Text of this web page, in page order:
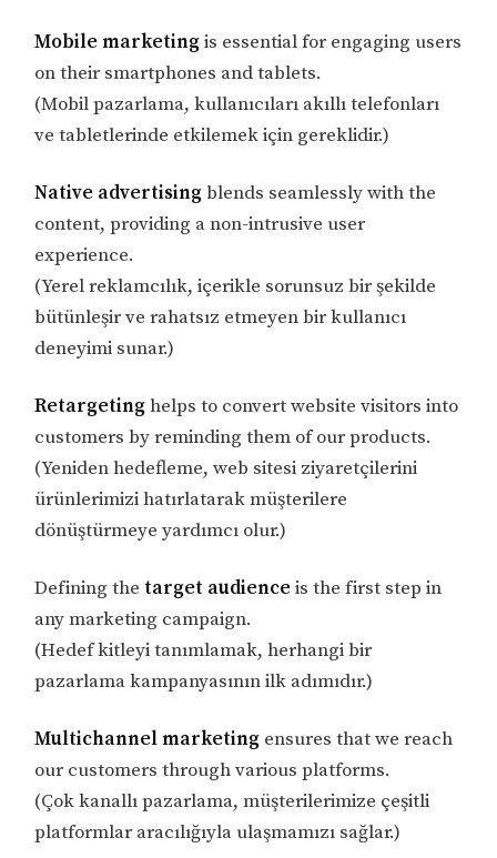
Mobile marketingis essential for engaging users
on their smartphones and tablets.
(Mobil pazarlama, kullanıcıları akıllı telefonları
ve tabletlerinde etkilemek için gereklidir.)
Native advertisingblends seamlessly with the
content, providing a non-intrusive user
experience.
(Yerel reklamcılık, içerikle sorunsuz bir şekilde
bütünleşir ve rahatsız etmeyen bir kullanıcı
deneyimi sunar.)
Retargetinghelps to convert website visitors into
customers by reminding them of our products.
(Yeniden hedefleme, web sitesi ziyaretçilerini
ürünlerimizi hatırlatarak müşterilere
dönüştürmeye yardımcı olur.)
Defining the target audienceis the first step in
any marketing campaign.
(Hedef kitleyi tanımlamak, herhangi bir
pazarlama kampanyasının ilk adımıdır.)
Multichannel marketing ensures that we reach
our customers through various platforms.
(Çok kanallı pazarlama, müşterilerimize çeşitli
platformlar aracılığıyla ulaşmamızı sağlar.)